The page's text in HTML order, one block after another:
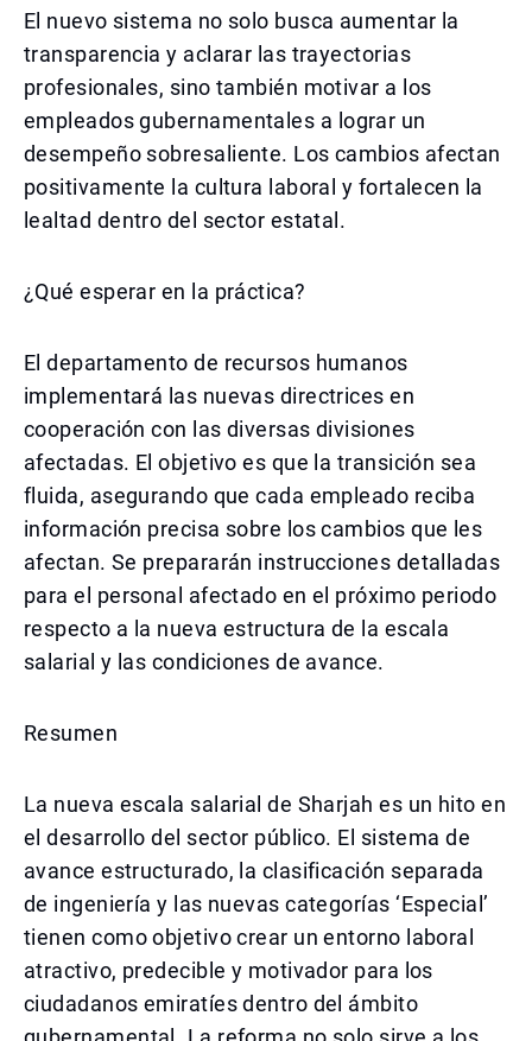
El nuevo sistema no solo busca aumentar la
transparencia y aclarar las trayectorias
profesionales, sino también motivar a los
empleados gubernamentales a lograr un
desempeño sobresaliente. Los cambios afectan
positivamente la cultura laboral y fortalecen la
lealtad dentro del sector estatal.
¿Qué esperar en la práctica?
El departamento de recursos humanos
implementará las nuevas directrices en
cooperación con las diversas divisiones
afectadas. El objetivo es que la transición sea
fluida, asegurando que cada empleado reciba
información precisa sobre los cambios que les
afectan. Se prepararán instrucciones detalladas
para el personal afectado en el próximo periodo
respecto a la nueva estructura de la escala
salarial y las condiciones de avance.
Resumen
La nueva escala salarial de Sharjah es un hito en
el desarrollo del sector público. El sistema de
avance estructurado, la clasificación separada
de ingeniería y las nuevas categorías ‘Especial’
tienen como objetivo crear un entorno laboral
atractivo, predecible y motivador para los
ciudadanos emiratíes dentro del ámbito